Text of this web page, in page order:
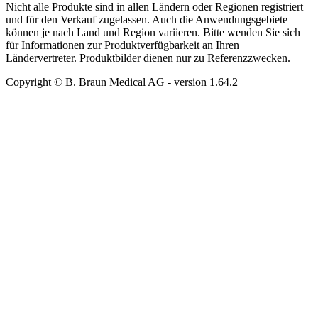
Nicht alle Produkte sind in allen Ländern oder Regionen registriert
und für den Verkauf zugelassen. Auch die Anwendungsgebiete
können je nach Land und Region variieren. Bitte wenden Sie sich
für Informationen zur Produktverfügbarkeit an Ihren
Ländervertreter. Produktbilder dienen nur zu Referenzzwecken.
Copyright © B. Braun Medical AG - version 1.64.2